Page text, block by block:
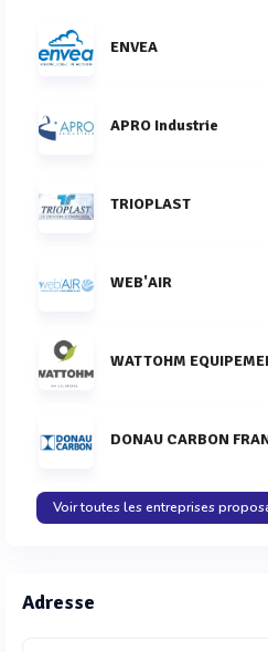
ENVEA
APRO Industrie
TRIOPLAST
WEB'AIR
WATTOHM
DONAU CARBON
Voir toutes les entreprises
Adresse